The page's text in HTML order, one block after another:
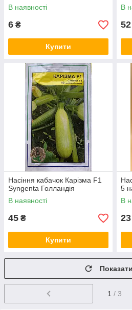
В наявності
6 ₴
Купити
В
52
Насіння кабачок Карізма F1
Syngenta Голландія
В наявності
45 ₴
Купити
5
В
23
1 / 3